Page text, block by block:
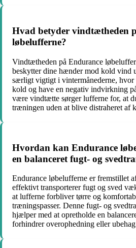
Hvad betyder vindtætheden
løbelufferne?
Vindtætheden på Endurance
beskytter dine hænder mod kold vind
særligt vigtigt i vintermånederne, hvor
kold og have en negativ indvirkning
være vindtætte sørger lufferne for, at
træningen uden at blive distraheret af
Hvordan kan Endurance
en balanceret fugt- og
Endurance løbelufferne er fremstillet
effektivt transporterer fugt og sved
at lufferne forbliver tørre og
træningspasser. Denne fugt- og
hjælper med at opretholde en
forhindrer overophedning eller